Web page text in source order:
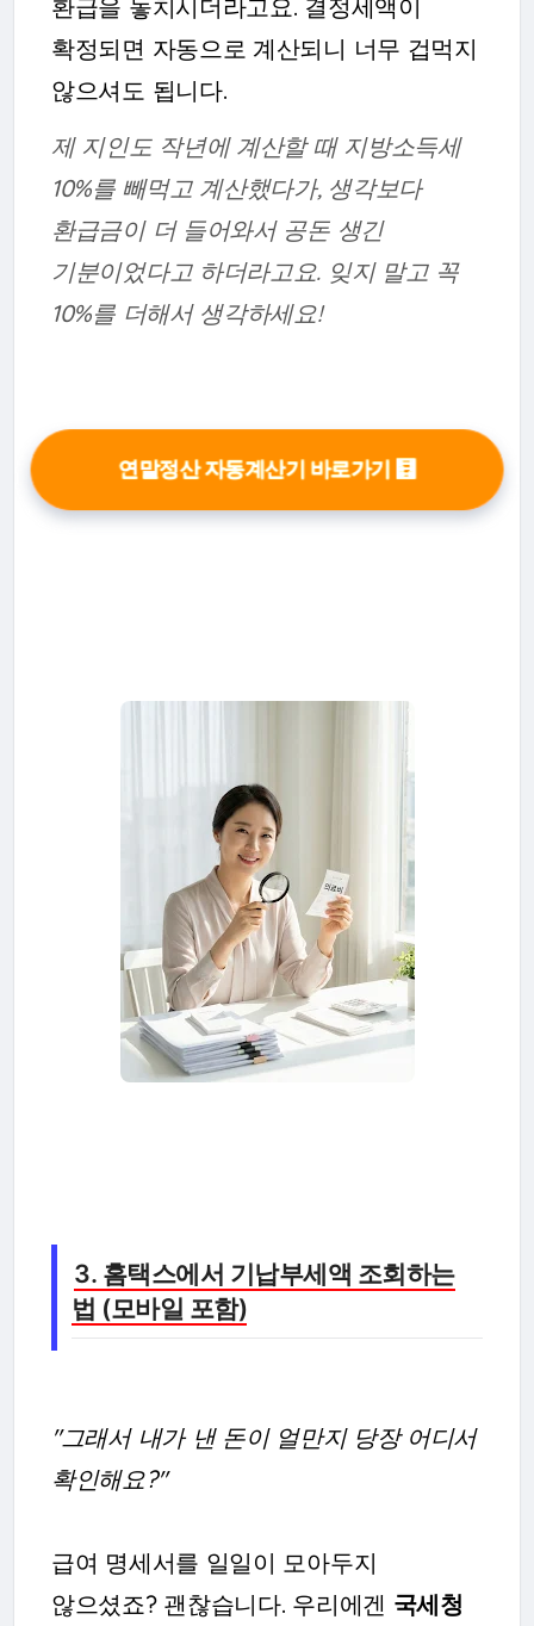
환급을 놓치시더라고요. 결정세액이
확정되면 자동으로 계산되니 너무 겁먹지
않으셔도 됩니다.
제 지인도 작년에 계산할 때 지방소득세
10%를 빼먹고 계산했다가, 생각보다
환급금이 더 들어와서 공돈 생긴
기분이었다고 하더라고요. 잊지 말고 꼭
10%를 더해서 생각하세요!
연말정산 자동계산기 바로가기 🧮
3. 홈택스에서 기납부세액 조회하는
법 (모바일 포함)
"그래서 내가 낸 돈이 얼만지 당장 어디서
확인해요?"
급여 명세서를 일일이 모아두지
않으셨죠? 괜찮습니다. 우리에겐 국세청